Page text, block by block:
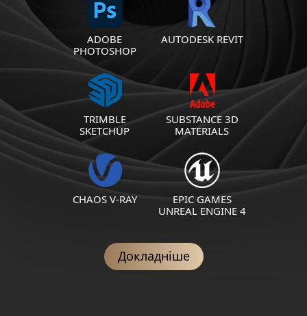
ADOBE
PHOTOSHOP
AUTODESK REVIT
TRIMBLE
SKETCHUP
SUBSTANCE 3D
MATERIALS
CHAOS V-RAY
EPIC GAMES
UNREAL ENGINE 4
Докладніше